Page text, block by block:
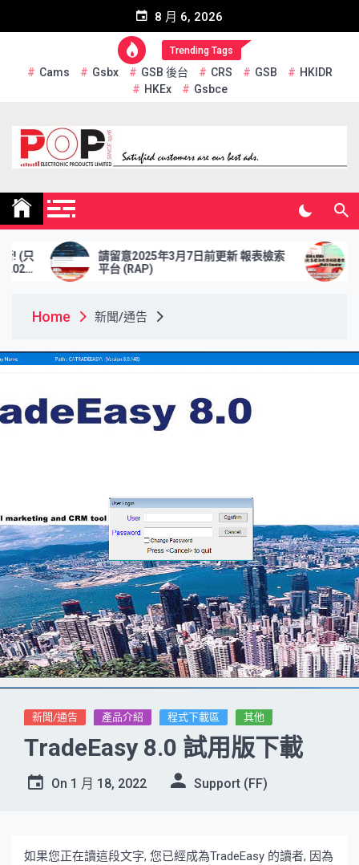
8 月 6, 2026
Trending Tags
Cams Gsbx GSB 後台 CRS GSB
HKIDR
HKEx
Gsbce
Pop Electronic Products
Limited
請留意2025年3月7日前更新 報表檢索
平台 (RAP)
於2025年2
資格證券交
Home 新聞/通告
新聞/通告 產品介紹 程式下載區 其他
TradeEasy 8.0 試用版下載
On 1 月 18, 2022 Support (FF)
如果您正在讀這段文字, 您已經成為TradeEasy 的讀者, 因為